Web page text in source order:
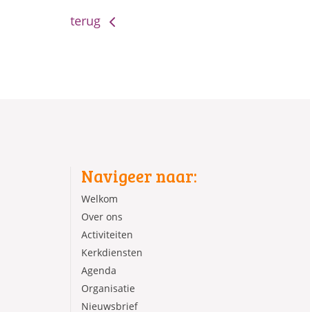
terug
Navigeer naar:
Welkom
Over ons
Activiteiten
Kerkdiensten
Agenda
Organisatie
Nieuwsbrief